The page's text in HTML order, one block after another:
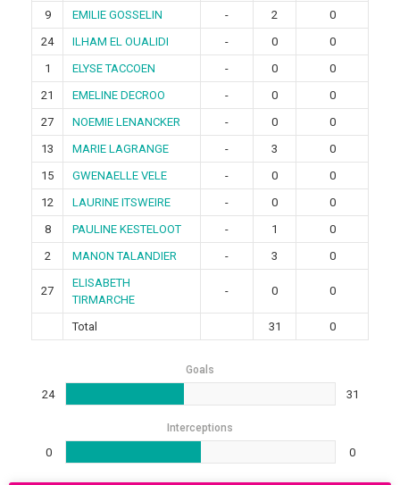
9
EMILIE GOSSELIN - 2
0
24
ILHAM EL OUALIDI - 0
0
1
ELYSE TACCOEN - 0
0
21
EMELINE DECROO - 0
0
27
NOEMIE LENANCKER - 0
0
13
MARIE LAGRANGE - 3
0
15
GWENAELLE VELE - 0
0
12
LAURINE ITSWEIRE - 0
0
8
PAULINE KESTELOOT - 1
0
2
MANON TALANDIER - 3 0
27
ELISABETH
TIRMARCHE
- 0 0
Total 31 0
Goals
24 31
Interceptions
0 0